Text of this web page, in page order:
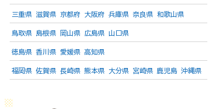
三重県 滋賀県 京都府 大阪府 兵庫県 奈良県 和歌山県
鳥取県 島根県 岡山県 広島県 山口県
徳島県 香川県 愛媛県 高知県
福岡県 佐賀県 長崎県 熊本県 大分県 宮崎県 鹿児島 沖縄県